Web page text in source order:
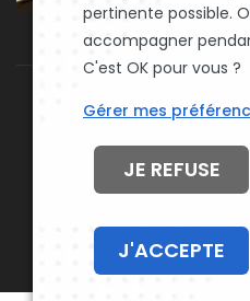
Rehausse-palette.fr ©
pertinente possible.
accompagner
C'est OK pour vous ?
Gérer mes
JE REFUSE
J'ACCEPTE